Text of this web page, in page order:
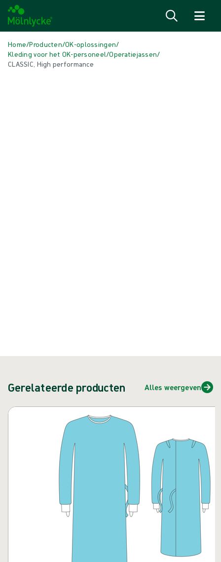
Home/Producten/OK-oplossingen/
Kleding voor het OK-personeel/Operatiejassen/
CLASSIC, High performance
Gerelateerde producten Alles weergeven